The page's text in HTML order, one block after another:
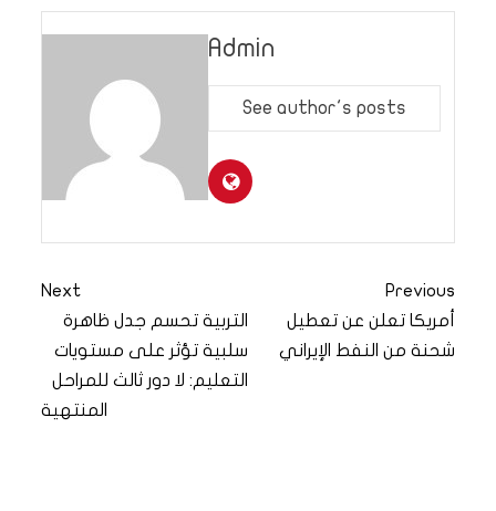
Admin
See author's posts
Previous
أمريكا تعلن عن تعطيل
شحنة من النفط الإيراني
Next
التربية تحسم جدل ظاهرة
سلبية تؤثر على مستويات
التعليم: لا دور ثالث للمراحل
المنتهية